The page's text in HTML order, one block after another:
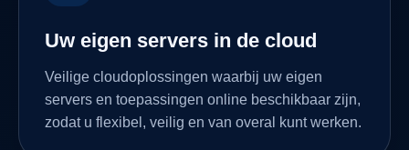
Uw eigen servers in de cloud
Veilige cloudoplossingen waarbij uw eigen
servers en toepassingen online beschikbaar zijn,
zodat u flexibel, veilig en van overal kunt werken.